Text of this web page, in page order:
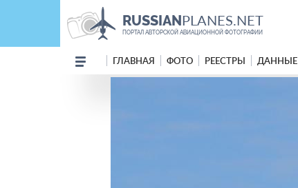
RUSSIANPLANES.NET
ПОРТАЛ АВТОРСКОЙ АВИАЦИОННОЙ ФОТОГРАФИИ
ГЛАВНАЯ ФОТО РЕЕСТРЫ ДАННЫЕ